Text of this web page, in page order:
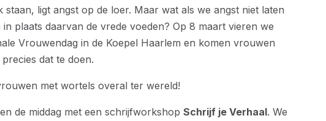
staan, ligt angst op de loer. Maar wat als we angst niet laten
in plaats daarvan de vrede voeden? Op 8 maart vieren we
Vrouwendag in de Koepel Haarlem en komen vrouwen
dat te doen.
met wortels overal ter wereld!
de middag met een schrijfworkshop Schrijf je Verhaal. We